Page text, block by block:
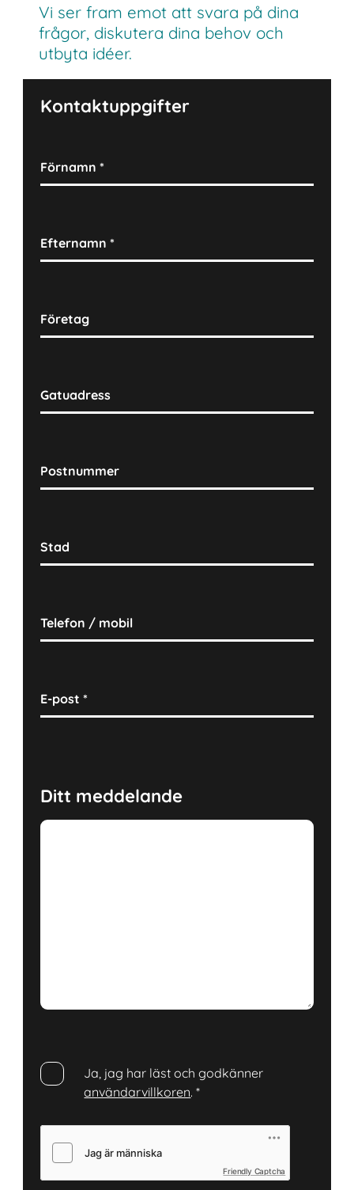
Vi ser fram emot att svara på dina
frågor, diskutera dina behov och
utbyta idéer.
Kontaktuppgifter
Förnamn*
Efternamn*
Företag
Gatuadress
Postnummer
Stad
Telefon / mobil
E-post*
Ditt meddelande
Ja, jag har läst och godkänner
användarvillkoren.*
Friendly Captcha